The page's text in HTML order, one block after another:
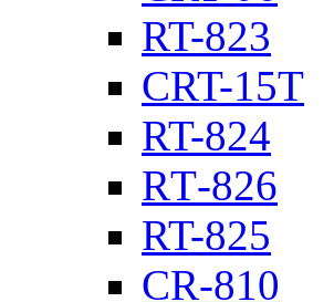
RT-823
CRT-15T
RT-824
RТ-826
RT-825
CR-810